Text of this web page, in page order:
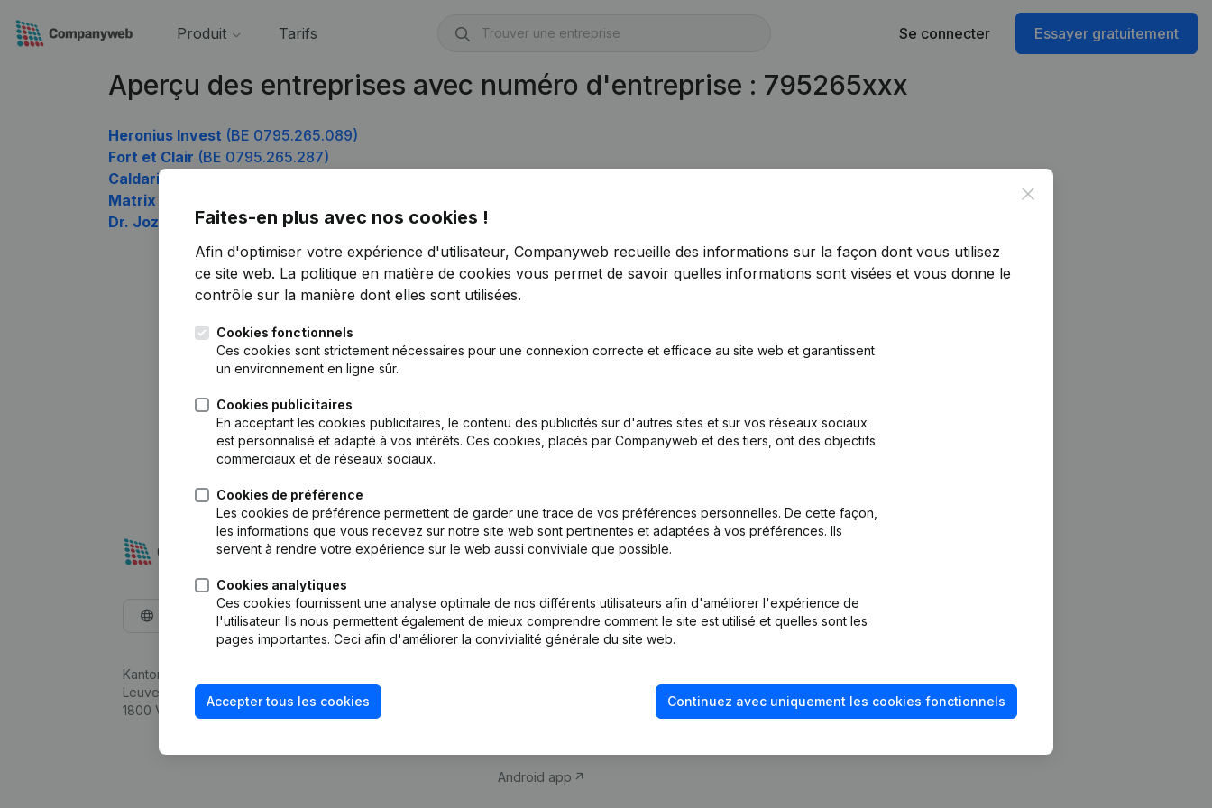
Produit Tarifs Se connecter Essayer gratuitement
Aperçu des entreprises avec numéro d'entreprise : 795265xxx
Heronius Invest (BE 0795.265.089)
Fort et Clair (BE 0795.265.287)
Caldarius
Matrix
Dr. Jozefien Roose(BE 0795.265.881)
Close
Faites-en plus avec nos cookies !
Afin d'optimiser votre expérience d'utilisateur, Companyweb recueille des informations sur la façon dont vous utilisez
ce site web. La politique en matière de cookies vous permet de savoir quelles informations sont visées et vous donne le
contrôle sur la manière dont elles sont utilisées.
Cookies fonctionnels
Ces cookies sont strictement nécessaires pour une connexion correcte et efficace au site web et garantissent
un environnement en ligne sûr.
Cookies publicitaires
En acceptant les cookies publicitaires, le contenu des publicités sur d'autres sites et sur vos réseaux sociaux
est personnalisé et adapté à vos intérêts. Ces cookies, placés par Companyweb et des tiers, ont des objectifs
commerciaux et de réseaux sociaux.
Cookies de préférence
Les cookies de préférence permettent de garder une trace de vos préférences personnelles. De cette façon,
les informations que vous recevez sur notre site web sont pertinentes et adaptées à vos préférences. Ils
servent à rendre votre expérience sur le web aussi conviviale que possible.
Cookies analytiques
Ces cookies fournissent une analyse optimale de nos différents utilisateurs afin d'améliorer l'expérience de
l'utilisateur. Ils nous permettent également de mieux comprendre comment le site est utilisé et quelles sont les
pages importantes. Ceci afin d'améliorer la convivialité générale du site web.
Accepter tous les cookies Continuez avec uniquement les cookies fonctionnels
Français
Kantorenpark Everest
Leuvensesteenweg 248D,
1800 Vilvoorde
Produit
d’entreprise
Monitoring
Android app
fraude
Consulter des comptes annuels
Vérification de la solvabilité